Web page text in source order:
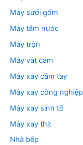
Máy sưởi gốm
Máy tăm nước
Máy trộn
Máy vắt cam
Máy xay cầm tay
Máy xay công nghiệp
Máy xay sinh tố
Máy xay thịt
Nhà bếp